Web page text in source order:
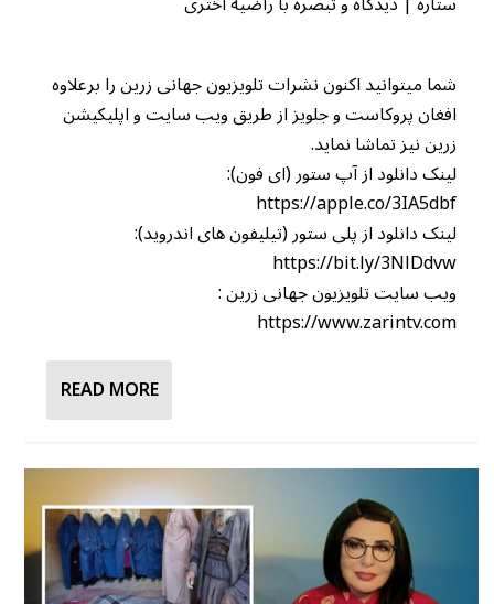
شما میتوانید اکنون نشرات تلویزیون جهانی زرین را برعلاوه
افغان پروکاست و جلویز از طریق ویب سایت و اپلیکیشن
زرین نیز تماشا نماید.
لینک دانلود از آپ ستور (ای فون):
https://apple.co/3IA5dbf
لینک دانلود از پلی ستور (تیلیفون های اندروید):
https://bit.ly/3NlDdvw
ویب سایت تلویزیون جهانی زرین :
https://www.zarintv.com
READ MORE